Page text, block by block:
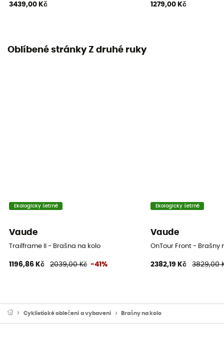
3439,00 Kč 1279,00 Kč
Oblíbené stránky Z druhé ruky
Ekologicky šetrné
Vaude
Trailframe II - Brašna na kolo
1196,86 Kč 2039,00 Kč -41%
Ekologicky šetrné
Vaude
OnTour Front - Brašny
2382,19 Kč 3829,00
Cyklistické oblečení a vybavení Brašny na kolo